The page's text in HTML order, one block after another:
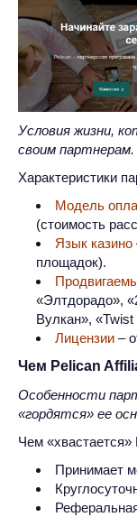
Условия жизни,
своим партнерам.
Характеристики
Модель
(стоимость
Язык казино
площадок).
«Элтдорадо»,
Вулкан», «Twist
Лицензии –
Чем Pelican
Особенности
«гордятся» ее
Чем
Принимает